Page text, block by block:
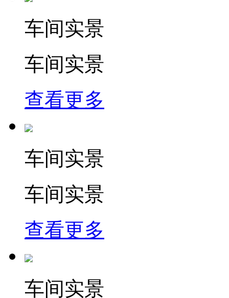
车间实景
车间实景
查看更多
车间实景
车间实景
查看更多
车间实景